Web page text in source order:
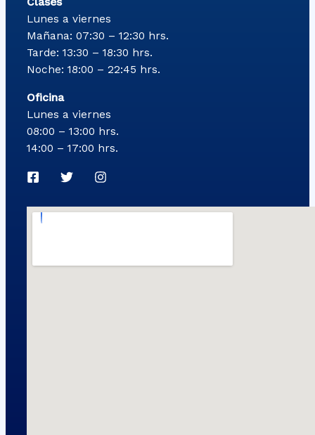
Lunes a viernes
Mañana: 07:30 – 12:30 hrs.
Tarde: 13:30 – 18:30 hrs.
Noche: 18:00 – 22:45 hrs.
Oficina
Lunes a viernes
08:00 – 13:00 hrs.
14:00 – 17:00 hrs.